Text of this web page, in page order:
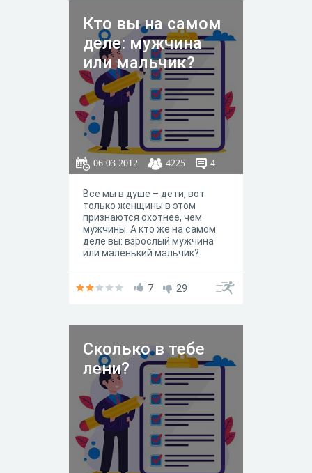
Кто вы на самом
деле: мужчина
или мальчик?
06.03.2012 4225 4
Все мы в душе – дети, вот
только женщины в этом
признаются охотнее, чем
мужчины. А кто же на самом
деле вы: взрослый мужчина
или маленький мальчик?
7
29
Сколько в тебе
лени?